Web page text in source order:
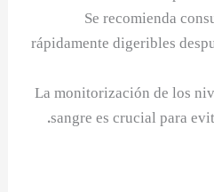
Se recomienda
rápidamente digeribles
La monitorización de los
sangre es crucial para